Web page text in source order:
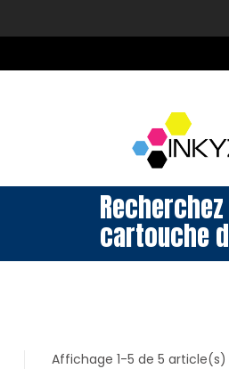
cartouche
Affichage 1-5 de 5 article(s)